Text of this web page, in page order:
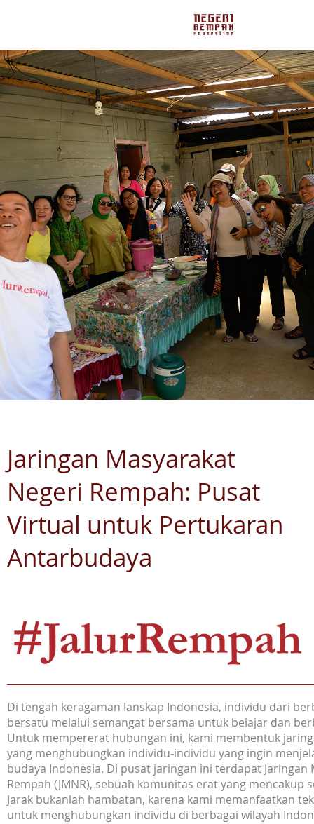
Jaringan Masyarakat
Negeri Rempah: Pusat
Virtual untuk Pertukaran
Antarbudaya
Di tengah keragaman lanskap Indonesia, individu dari
bersatu melalui semangat bersama untuk belajar dan
Untuk mempererat hubungan ini, kami membentuk
yang menghubungkan individu-individu yang ingin
budaya Indonesia. Di pusat jaringan ini terdapat Jaringan
Rempah (JMNR), sebuah komunitas erat yang mencakup
Jarak bukanlah hambatan, karena kami memanfaatkan
untuk menghubungkan individu di berbagai wilayah